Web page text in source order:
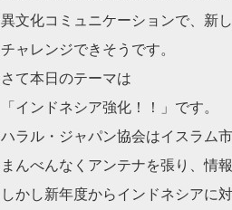
異文化コミュニケーションで、新
チャレンジできそうです。
さて本日のテーマは
「インドネシア強化！！」です。
ハラル・ジャパン協会はイスラム
まんべんなくアンテナを張り、情
しかし新年度からインドネシアに対